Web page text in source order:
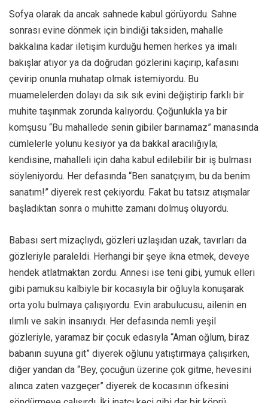
Sofya olarak da ancak sahnede kabul görüyordu. Sahne
sonrası evine dönmek için bindiği taksiden, mahalle
bakkalına kadar iletişim kurduğu hemen herkes ya imalı
bakışlar atıyor ya da doğrudan gözlerini kaçırıp, kafasını
çevirip onunla muhatap olmak istemiyordu. Bu
muamelelerden dolayı da sık sık evini değiştirip farklı bir
muhite taşınmak zorunda kalıyordu. Çoğunlukla ya bir
komşusu “Bu mahallede senin gibiler barınamaz” manasında
cümlelerle yolunu kesiyor ya da bakkal aracılığıyla;
kendisine, mahalleli için daha kabul edilebilir bir iş bulması
söyleniyordu. Her defasında “Ben sanatçıyım, bu da benim
sanatım!” diyerek rest çekiyordu. Fakat bu tatsız atışmalar
başladıktan sonra o muhitte zamanı dolmuş oluyordu.
Babası sert mizaçlıydı, gözleri uzlaşıdan uzak, tavırları da
gözleriyle paraleldi. Herhangi bir şeye ikna etmek, deveye
hendek atlatmaktan zordu. Annesi ise teni gibi, yumuk elleri
gibi pamuksu kalbiyle bir kocasıyla bir oğluyla konuşarak
orta yolu bulmaya çalışıyordu. Evin arabulucusu, ailenin en
ılımlı ve sakin insanıydı. Her defasında nemli yeşil
gözleriyle, yaramaz bir çocuk edasıyla “Aman oğlum, biraz
babanın suyuna git” diyerek oğlunu yatıştırmaya çalışırken,
diğer yandan da “Bey, çocuğun üzerine çok gitme, hevesini
alınca zaten vazgeçer” diyerek de kocasının öfkesini